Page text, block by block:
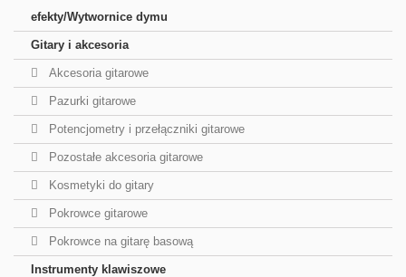
efekty/Wytwornice dymu
Gitary i akcesoria
Akcesoria gitarowe
Pazurki gitarowe
Potencjometry i przełączniki gitarowe
Pozostałe akcesoria gitarowe
Kosmetyki do gitary
Pokrowce gitarowe
Pokrowce na gitarę basową
Instrumenty klawiszowe